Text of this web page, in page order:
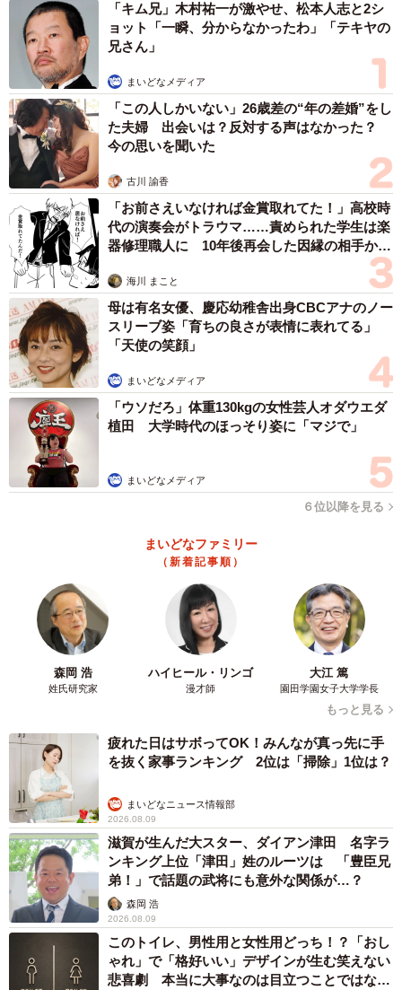
「キム兄」木村祐一が激やせ、松本人志と2シ
ョット「一瞬、分からなかったわ」「テキヤの
兄さん」
まいどなメディア
「この人しかいない」26歳差の“年の差婚”をし
た夫婦 出会いは？反対する声はなかった？
今の思いを聞いた
古川 諭香
「お前さえいなければ金賞取れてた！」高校時
代の演奏会がトラウマ……責められた学生は楽
器修理職人に 10年後再会した因縁の相手から
海川 まこと
母は有名女優、慶応幼稚舎出身CBCアナのノー
スリーブ姿「育ちの良さが表情に表れてる」
「天使の笑顔」
まいどなメディア
「ウソだろ」体重130kgの女性芸人オダウエダ
植田 大学時代のほっそり姿に「マジで」
まいどなメディア
６位以降を見る
まいどなファミリー
（新着記事順）
森岡 浩
姓氏研究家
ハイヒール・リンゴ
漫才師
大江 篤
園田学園女子大学学長
もっと見る
疲れた日はサボってOK！みんなが真っ先に手
を抜く家事ランキング 2位は「掃除」1位は？
まいどなニュース情報部
2026.08.09
滋賀が生んだ大スター、ダイアン津田 名字ラ
ンキング上位「津田」姓のルーツは 「豊臣兄
弟！」で話題の武将にも意外な関係が…？
森岡 浩
2026.08.09
このトイレ、男性用と女性用どっち！？「おし
ゃれ」で「格好いい」デザインが生む笑えない
悲喜劇 本当に大事なのは目立つことではな